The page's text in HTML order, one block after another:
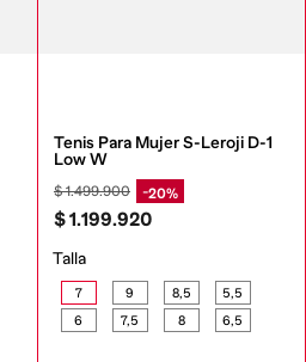
Tenis Para Mujer S-Leroji D-1
Low W
$1.499.900 20%
$1.199.920
Talla
7 9 8,5
5,5
6
7,5 8 6,5